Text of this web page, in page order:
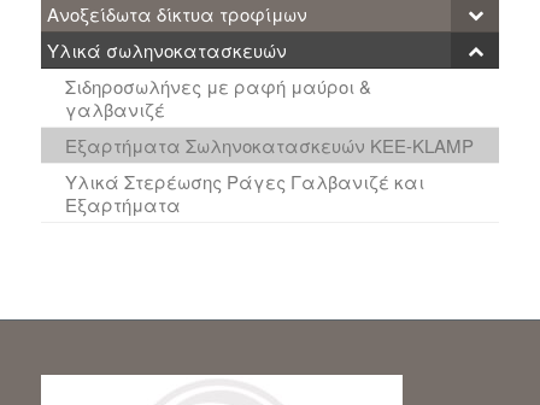
Ανοξείδωτα δίκτυα τροφίμων
Υλικά σωληνοκατασκευών
Σιδηροσωλήνες με ραφή μαύροι &
γαλβανιζέ
Εξαρτήματα Σωληνοκατασκευών KEE-KLAMP
Υλικά Στερέωσης Ράγες Γαλβανιζέ και
Εξαρτήματα